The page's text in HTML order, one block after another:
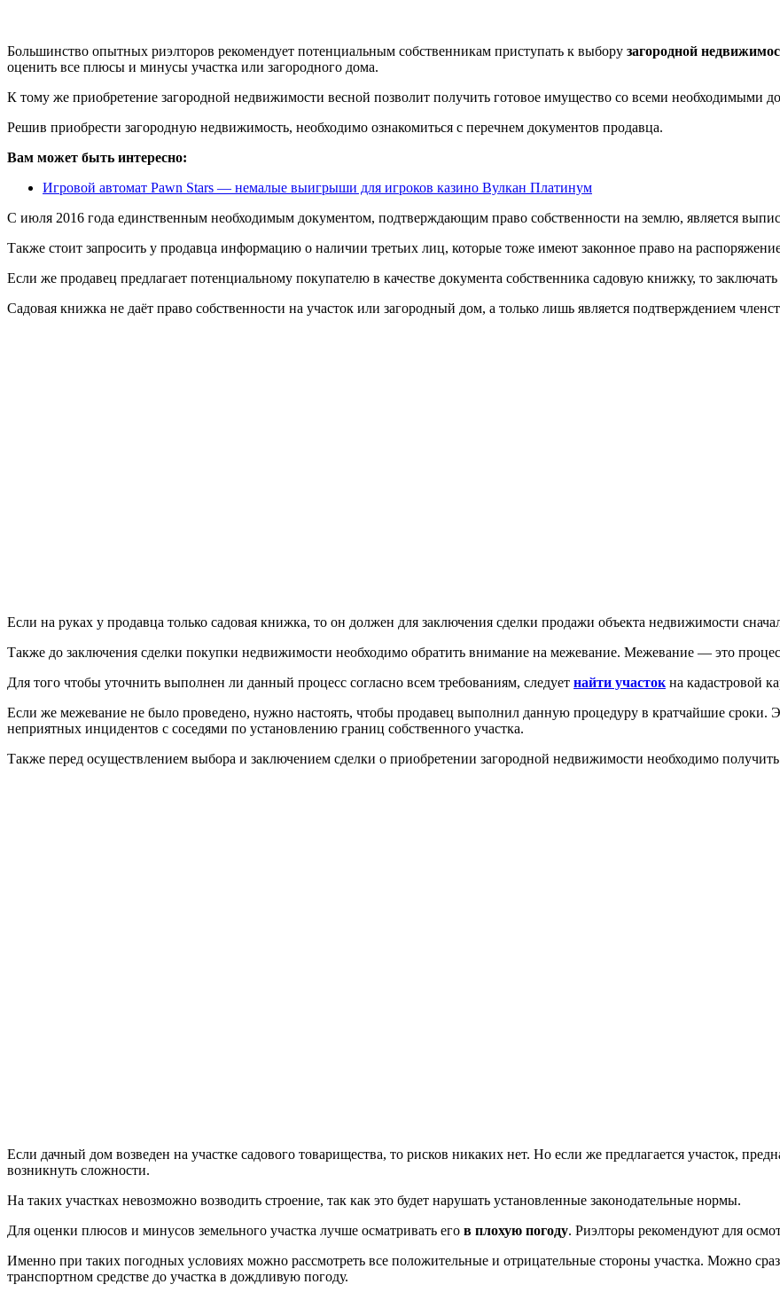
Большинство опытных риэлторов рекомендует потенциальным собственникам приступать к выбору загородной
оценить все плюсы и минусы участка или загородного дома.
К тому же приобретение загородной недвижимости весной позволит получить готовое имущество со всеми необходимыми
Решив приобрести загородную недвижимость, необходимо ознакомиться с перечнем документов продавца.
Вам может быть интересно:
Игровой автомат Pawn Stars — немалые выигрыши для игроков казино Вулкан Платинум
С июля 2016 года единственным необходимым документом, подтверждающим право собственности на землю, является
Также стоит запросить у продавца информацию о наличии третьих лиц, которые тоже имеют законное право на
Если же продавец предлагает потенциальному покупателю в качестве документа собственника садовую книжку, то заключать
Садовая книжка не даёт право собственности на участок или загородный дом, а только лишь является подтверждением
Если на руках у продавца только садовая книжка, то он должен для заключения сделки продажи объекта недвижимости
Также до заключения сделки покупки недвижимости необходимо обратить внимание на межевание. Межевание — это
Для того чтобы уточнить выполнен ли данный процесс согласно всем требованиям, следует найти участок на кадастровой
Если же межевание не было проведено, нужно настоять, чтобы продавец выполнил данную процедуру в кратчайшие сроки.
неприятных инцидентов с соседями по установлению границ собственного участка.
Также перед осуществлением выбора и заключением сделки о приобретении загородной недвижимости необходимо
Если дачный дом возведен на участке садового товарищества, то рисков никаких нет. Но если же предлагается участок,
возникнуть сложности.
На таких участках невозможно возводить строение, так как это будет нарушать установленные законодательные нормы.
Для оценки плюсов и минусов земельного участка лучше осматривать его в плохую погоду. Риэлторы рекомендуют для
Именно при таких погодных условиях можно рассмотреть все положительные и отрицательные стороны участка. Можно
транспортном средстве до участка в дождливую погоду.